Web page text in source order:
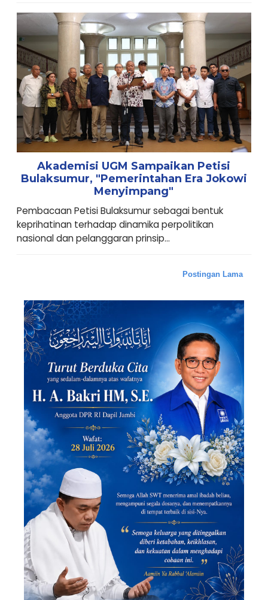
Akademisi UGM Sampaikan Petisi
Bulaksumur, "Pemerintahan Era Jokowi
Menyimpang"
Pembacaan Petisi Bulaksumur sebagai bentuk
keprihatinan terhadap dinamika perpolitikan
nasional dan pelanggaran prinsip...
Postingan Lama